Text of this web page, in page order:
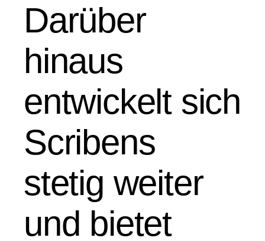
Darüber
hinaus
entwickelt sich
Scribens
stetig weiter
und bietet